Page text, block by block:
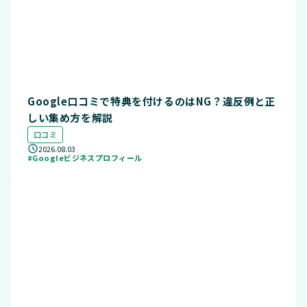
Google口コミで特典を付けるのはNG？違反例と正
しい集め方を解説
口コミ
2026.08.03
#Googleビジネスプロフィール